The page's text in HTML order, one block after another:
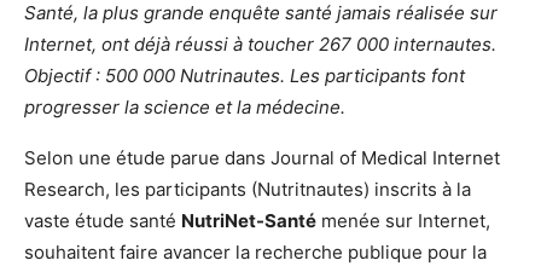
Santé, la plus grande enquête santé jamais réalisée sur
Internet, ont déjà réussi à toucher 267 000 internautes.
Objectif : 500 000 Nutrinautes. Les participants font
progresser la science et la médecine.
Selon une étude parue dans Journal of Medical Internet
Research, les participants (Nutritnautes) inscrits à la
vaste étude santé NutriNet-Santé menée sur Internet,
souhaitent faire avancer la recherche publique pour la